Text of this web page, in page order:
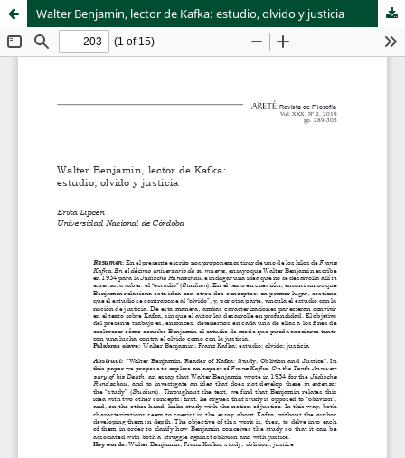
Walter Benjamin, lector de Kafka: estudio, olvido y justicia